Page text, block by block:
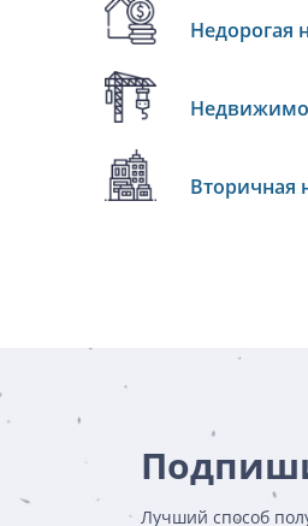
Недорогая
Вторичная
Лучший способ